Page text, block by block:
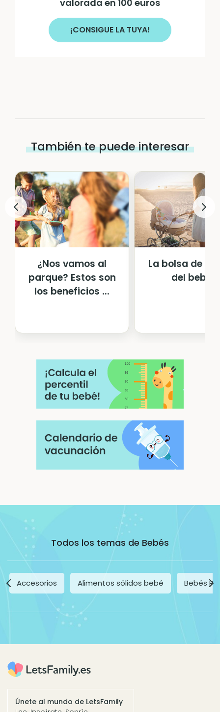
valorada en 100 euros
¡CONSIGUE LA TUYA!
También te puede interesar
¿Nos vamos al
parque? Estos son
los beneficios ...
La bolsa de
del bebé
Todos los temas de Bebés
Accesorios Alimentos sólidos bebé Bebés
Únete al mundo de LetsFamily